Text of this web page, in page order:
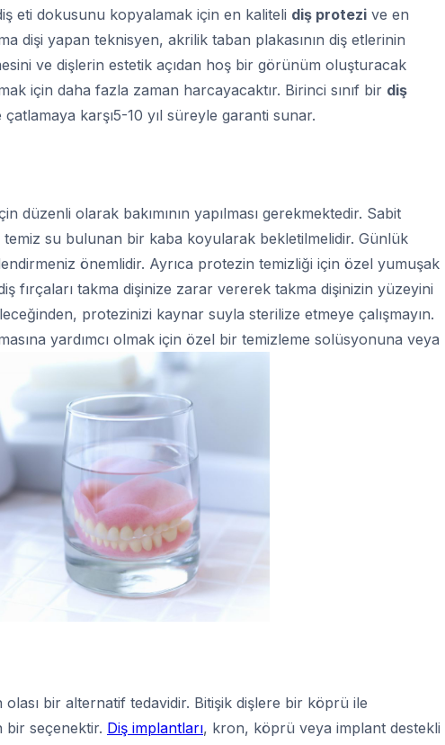
eti dokusunu kopyalamak için en kaliteli diş protezi ve en
dişi yapan teknisyen, akrilik taban plakasının diş etlerinin
ve dişlerin estetik açıdan hoş bir görünüm oluşturacak
için daha fazla zaman harcayacaktır. Birinci sınıf bir diş
çatlamaya karşı5-10 yıl süreyle garanti sunar.
düzenli olarak bakımının yapılması gerekmektedir. Sabit
su bulunan bir kaba koyularak bekletilmelidir. Günlük
önemlidir. Ayrıca protezin temizliği için özel yumuşak
diş fırçaları takma dişinize zarar vererek takma dişinizin yüzeyini
protezinizi kaynar suyla sterilize etmeye çalışmayın.
yardımcı olmak için özel bir temizleme solüsyonuna veya
olası bir alternatif tedavidir. Bitişik dişlere bir köprü ile
seçenektir. Diş implantları, kron, köprü veya implant destekli